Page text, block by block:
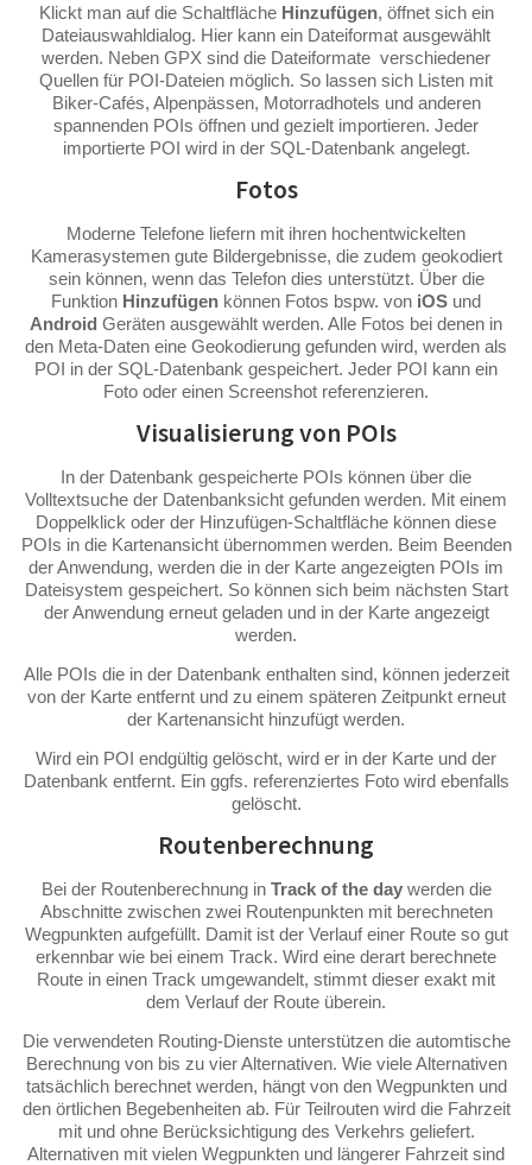
Klickt man auf die Schaltfläche Hinzufügen, öffnet sich ein
Dateiauswahldialog. Hier kann ein Dateiformat ausgewählt
werden. Neben GPX sind die Dateiformate verschiedener
Quellen für POI-Dateien möglich. So lassen sich Listen mit
Biker-Cafés, Alpenpässen, Motorradhotels und anderen
spannenden POIs öffnen und gezielt importieren. Jeder
importierte POI wird in der SQL-Datenbank angelegt.
Fotos
Moderne Telefone liefern mit ihren hochentwickelten
Kamerasystemen gute Bildergebnisse, die zudem geokodiert
sein können, wenn das Telefon dies unterstützt. Über die
Funktion Hinzufügen können Fotos bspw. von iOS und
Android Geräten ausgewählt werden. Alle Fotos bei denen in
den Meta-Daten eine Geokodierung gefunden wird, werden als
POI in der SQL-Datenbank gespeichert. Jeder POI kann ein
Foto oder einen Screenshot referenzieren.
Visualisierung von POIs
In der Datenbank gespeicherte POIs können über die
Volltextsuche der Datenbanksicht gefunden werden. Mit einem
Doppelklick oder der Hinzufügen-Schaltfläche können diese
POIs in die Kartenansicht übernommen werden. Beim Beenden
der Anwendung, werden die in der Karte angezeigten POIs im
Dateisystem gespeichert. So können sich beim nächsten Start
der Anwendung erneut geladen und in der Karte angezeigt
werden.
Alle POIs die in der Datenbank enthalten sind, können jederzeit
von der Karte entfernt und zu einem späteren Zeitpunkt erneut
der Kartenansicht hinzufügt werden.
Wird ein POI endgültig gelöscht, wird er in der Karte und der
Datenbank entfernt. Ein ggfs. referenziertes Foto wird ebenfalls
gelöscht.
Routenberechnung
Bei der Routenberechnung in Track of the daywerden die
Abschnitte zwischen zwei Routenpunkten mit berechneten
Wegpunkten aufgefüllt. Damit ist der Verlauf einer Route so gut
erkennbar wie bei einem Track. Wird eine derart berechnete
Route in einen Track umgewandelt, stimmt dieser exakt mit
dem Verlauf der Route überein.
Die verwendeten Routing-Dienste unterstützen die automtische
Berechnung von bis zu vier Alternativen. Wie viele Alternativen
tatsächlich berechnet werden, hängt von den Wegpunkten und
den örtlichen Begebenheiten ab. Für Teilrouten wird die Fahrzeit
mit und ohne Berücksichtigung des Verkehrs geliefert.
Alternativen mit vielen Wegpunkten und längerer Fahrzeit sind